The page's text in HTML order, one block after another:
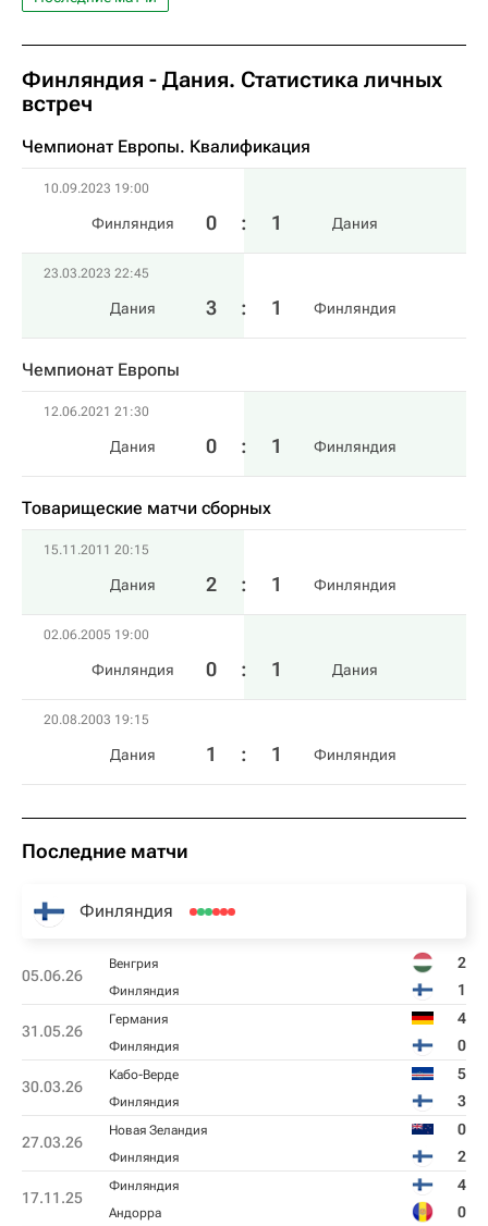
Финляндия - Дания. Статистика личных
встреч
Чемпионат Европы. Квалификация​
10.09.2023 19:00
Финляндия 0 : 1 Дания
23.03.2023 22:45
Дания 3 : 1 Финляндия
Чемпионат Европы
12.06.2021 21:30
Дания 0 : 1 Финляндия
Товарищеские матчи сборных
15.11.2011 20:15
Дания 2 : 1 Финляндия
02.06.2005 19:00
Финляндия 0 : 1 Дания
20.08.2003 19:15
Дания 1 : 1 Финляндия
Последние матчи
Финляндия
05.06.26
Венгрия 2
Финляндия 1
31.05.26
Германия 4
Финляндия 0
30.03.26
Кабо-Верде 5
Финляндия 3
27.03.26
Новая Зеландия 0
Финляндия 2
17.11.25
Финляндия 4
Андорра 0